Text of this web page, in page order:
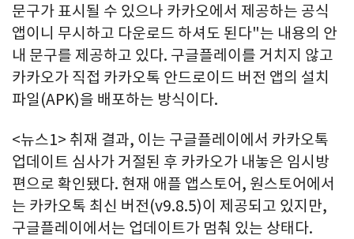
문구가 표시될 수 있으나 카카오에서 제공하는 공식
앱이니 무시하고 다운로드 하셔도 된다"는 내용의 안
내 문구를 제공하고 있다. 구글플레이를 거치지 않고
카카오가 직접 카카오톡 안드로이드 버전 앱의 설치
파일(APK)을 배포하는 방식이다.
<뉴스1> 취재 결과, 이는 구글플레이에서 카카오톡
업데이트 심사가 거절된 후 카카오가 내놓은 임시방
편으로 확인됐다. 현재 애플 앱스토어, 원스토어에서
는 카카오톡 최신 버전(v9.8.5)이 제공되고 있지만,
구글플레이에서는 업데이트가 멈춰 있는 상태다.